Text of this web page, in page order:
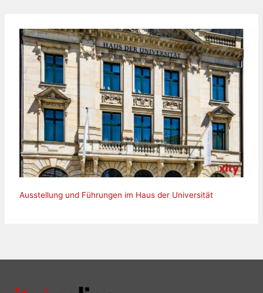
Ausstellung und Führungen im Haus der Universität